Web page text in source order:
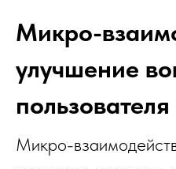
Микро-
улучшение
пользователя
Микро-